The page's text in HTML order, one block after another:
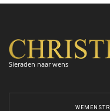
Sieraden naar wens